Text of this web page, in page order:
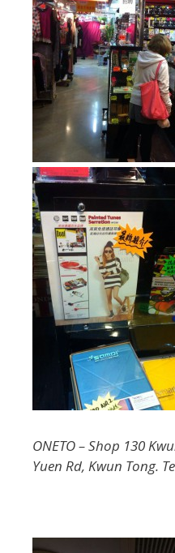
ONETO – Shop 130
Yuen Rd, Kwun Tong.